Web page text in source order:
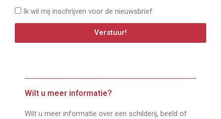
Ik wil mij inschrijven voor de nieuwsbrief
Verstuur!
Wilt u meer informatie?
Wilt u meer informatie over een schilderij, beeld of